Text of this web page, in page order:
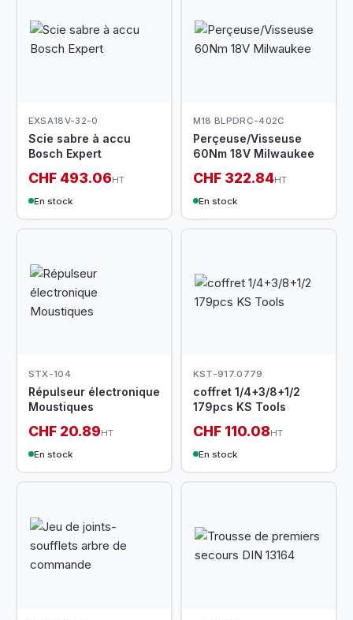
EXSA18V-32-0
Scie sabre à accu
Bosch Expert
CHF 493.06HT
En stock
M18 BLPDRC-402C
Perçeuse/Visseuse
60Nm 18V Milwaukee
CHF 322.84HT
En stock
STX-104
Répulseur électronique
Moustiques
CHF 20.89HT
En stock
KST-917.0779
coffret 1/4+3/8+1/2
179pcs KS Tools
CHF 110.08HT
En stock